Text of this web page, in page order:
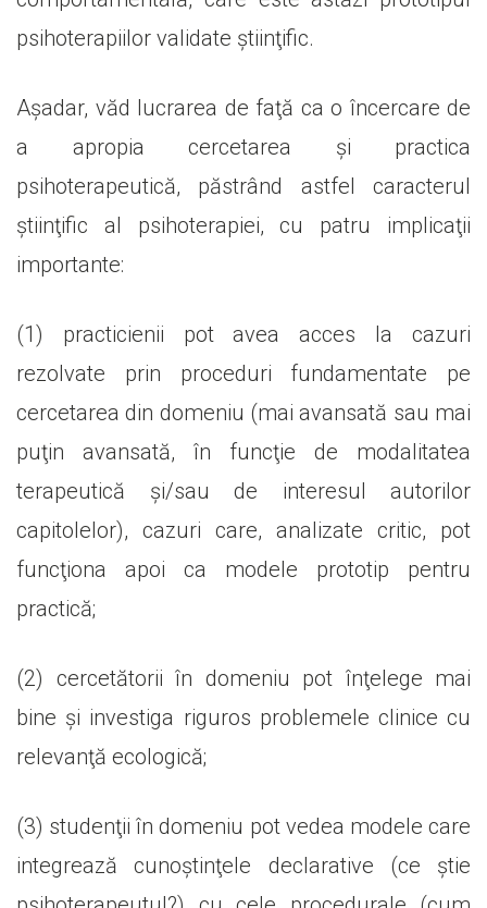
psihoterapiilor validate ştiinţific.
Aşadar, văd lucrarea de faţă ca o încercare de
a apropia cercetarea şi practica
psihoterapeutică, păstrând astfel caracterul
ştiinţific al psihoterapiei, cu patru implicaţii
importante:
(1) practicienii pot avea acces la cazuri
rezolvate prin proceduri fundamentate pe
cercetarea din domeniu (mai avansată sau mai
puţin avansată, în funcţie de modalitatea
terapeutică şi/sau de interesul autorilor
capitolelor), cazuri care, analizate critic, pot
funcţiona apoi ca modele prototip pentru
practică;
(2) cercetătorii în domeniu pot înţelege mai
bine şi investiga riguros problemele clinice cu
relevanţă ecologică;
(3) studenţii în domeniu pot vedea modele care
integrează cunoştinţele declarative (ce ştie